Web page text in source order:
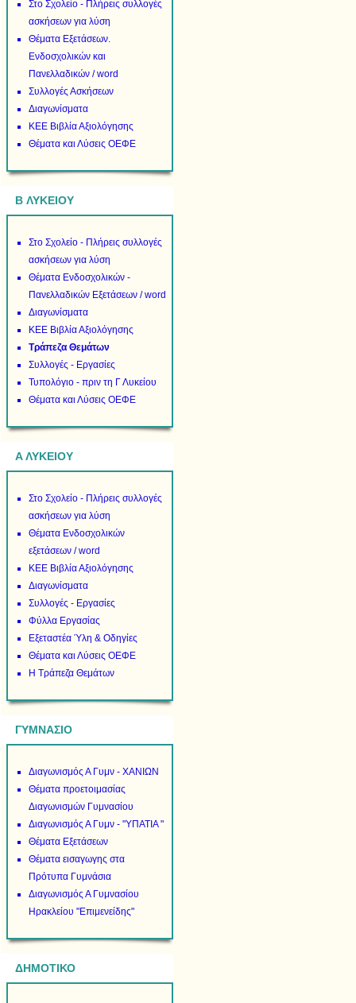
Στο Σχολείο - Πλήρεις συλλογές
ασκήσεων για λύση
Θέματα Εξετάσεων.
Ενδοσχολικών και
Πανελλαδικών / word
Συλλογές Ασκήσεων
Διαγωνίσματα
ΚΕΕ Βιβλία Αξιολόγησης
Θέματα και Λύσεις ΟΕΦΕ
B ΛΥΚΕΙΟΥ
Στο Σχολείο - Πλήρεις συλλογές
ασκήσεων για λύση
Θέματα Ενδοσχολικών -
Πανελλαδικών Εξετάσεων / word
Διαγωνίσματα
ΚΕΕ Βιβλία Αξιολόγησης
Τράπεζα Θεμάτων
Συλλογές - Εργασίες
Τυπολόγιο - πριν τη Γ Λυκείου
Θέματα και Λύσεις ΟΕΦΕ
Α ΛΥΚΕΙΟΥ
Στο Σχολείο - Πλήρεις συλλογές
ασκήσεων για λύση
Θέματα Ενδοσχολικών
εξετάσεων / word
ΚΕΕ Βιβλία Αξιολόγησης
Διαγωνίσματα
Συλλογές - Εργασίες
Φύλλα Εργασίας
Εξεταστέα Ύλη & Οδηγίες
Θέματα και Λύσεις ΟΕΦΕ
Η Τράπεζα Θεμάτων
ΓΥΜΝΑΣΙΟ
Διαγωνισμός Α Γυμν - ΧΑΝΙΩΝ
Θέματα προετοιμασίας
Διαγωνισμών Γυμνασίου
Διαγωνισμός Α Γυμν - "ΥΠΑΤΙΑ "
Θέματα Εξετάσεων
Θέματα εισαγωγης στα
Πρότυπα Γυμνάσια
Διαγωνισμός Α Γυμνασίου
Ηρακλείου "Επιμενείδης"
ΔΗΜΟΤΙΚΟ